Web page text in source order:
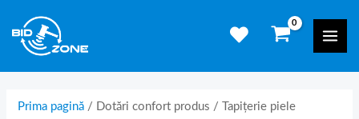
content
Prima pagină / Dotări confort produs / Tapițerie piele